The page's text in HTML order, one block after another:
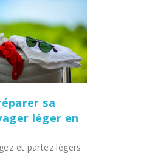
sa
léger en
et partez légers